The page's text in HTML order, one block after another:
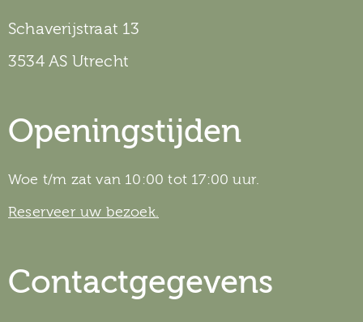
Schaverijstraat 13
3534 AS Utrecht
Openingstijden
Woe t/m zat van 10:00 tot 17:00 uur.
Reserveer uw bezoek.
Contactgegevens